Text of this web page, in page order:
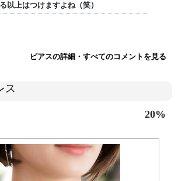
以上はつけますよね（笑）
ピアスの詳細・すべてのコメントを見る
ス
20%